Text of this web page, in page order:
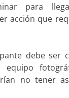
para
acción que
debe ser
no tener